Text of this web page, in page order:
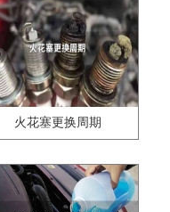
火花塞更换周期